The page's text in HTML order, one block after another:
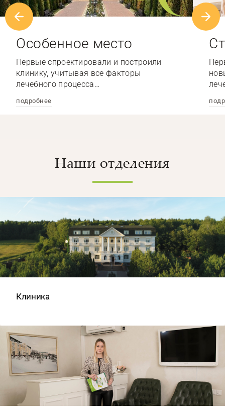
Особенное место
Первые спроектировали и построили
клинику, учитывая все факторы
лечебного процесса…
подробнее
Наши отделения
Клиника